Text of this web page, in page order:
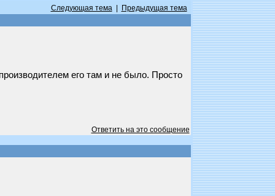
Следующая тема| Предыдущая тема
его там и не было. Просто
Ответить на это сообщение